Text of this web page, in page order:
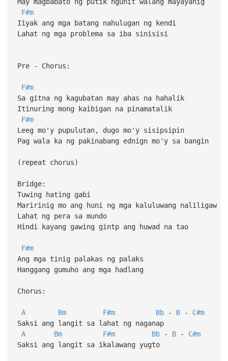
F#m
Iiyak ang mga batang nahulugan ng kendi
Lahat ng mga problema sa iba sinisisi
Pre - Chorus:
F#m
Sa gitna ng kagubatan may ahas na hahalik
Itinuring mong kaibigan na pinamatalik
F#m
Leeg mo'y pupulutan, dugo mo'y sisipsipin
Pag wala ka ng pakinabang ednign mo'y sa bangin
(repeat chorus)
Bridge:
Tuwing hating gabi
Maririnig mo ang huni ng mga kaluluwang naliligaw
Lahat ng pera sa mundo
Hindi kayang gawing gintp ang huwad na tao
F#m
Ang mga tinig palakas ng palaks
Hanggang gumuho ang mga hadlang
Chorus:
A Bm F#m Bb- B- C#m
Saksi ang langit sa lahat ng naganap
A
Bm F#m Bb- B- C#m
Saksi ang langit sa ikalawang yugto